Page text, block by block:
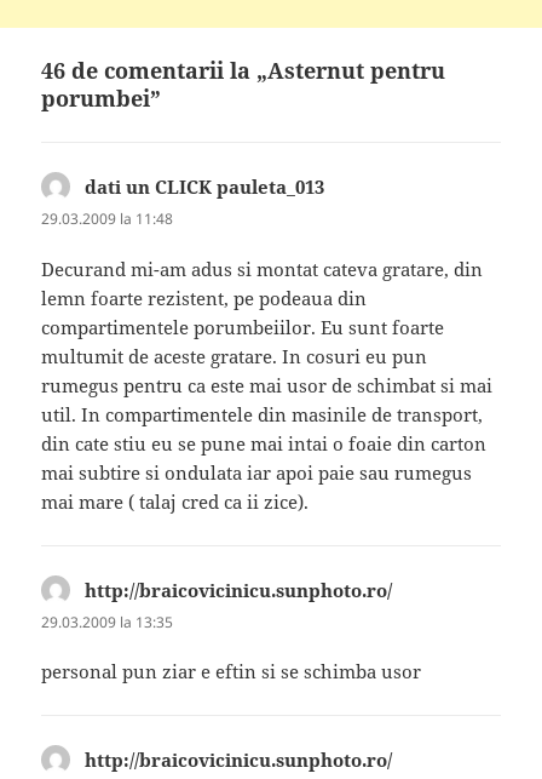
46 de comentarii la „Asternut pentru
porumbei”
dati un CLICK pauleta_013
29.03.2009 la 11:48
Decurand mi-am adus si montat cateva gratare, din
lemn foarte rezistent, pe podeaua din
compartimentele porumbeiilor. Eu sunt foarte
multumit de aceste gratare. In cosuri eu pun
rumegus pentru ca este mai usor de schimbat si mai
util. In compartimentele din masinile de transport,
din cate stiu eu se pune mai intai o foaie din carton
mai subtire si ondulata iar apoi paie sau rumegus
mai mare ( talaj cred ca ii zice).
http://braicovicinicu.sunphoto.ro/spune:
29.03.2009 la 13:35
personal pun ziar e eftin si se schimba usor
http://braicovicinicu.sunphoto.ro/spune: